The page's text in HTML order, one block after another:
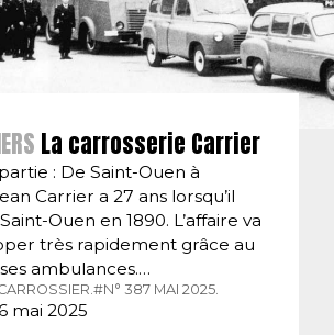
La carrosserie Carrier
: De Saint-Ouen à
Carrier a 27 ans lorsqu’il
Ouen en 1890. L’affaire va
très rapidement grâce au
ambulances.…
#N° 387 MAI 2025.
mai 2025